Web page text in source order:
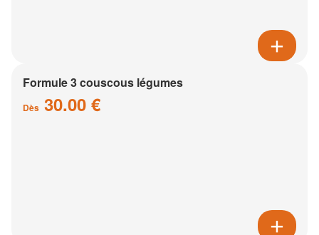
Formule 3 couscous légumes
Dès 30.00 €